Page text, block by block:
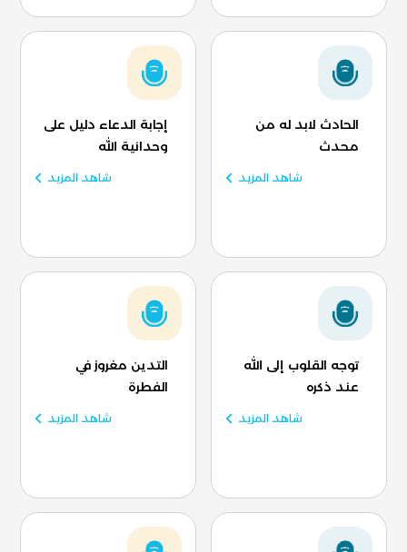
الحادث لابد له من
محدث
شاهد المزيد
إجابة الدعاء دليل على
وحدانية الله
شاهد المزيد
توجه القلوب إلى الله
عند ذكره
شاهد المزيد
التدين مغروز في
الفطرة
شاهد المزيد